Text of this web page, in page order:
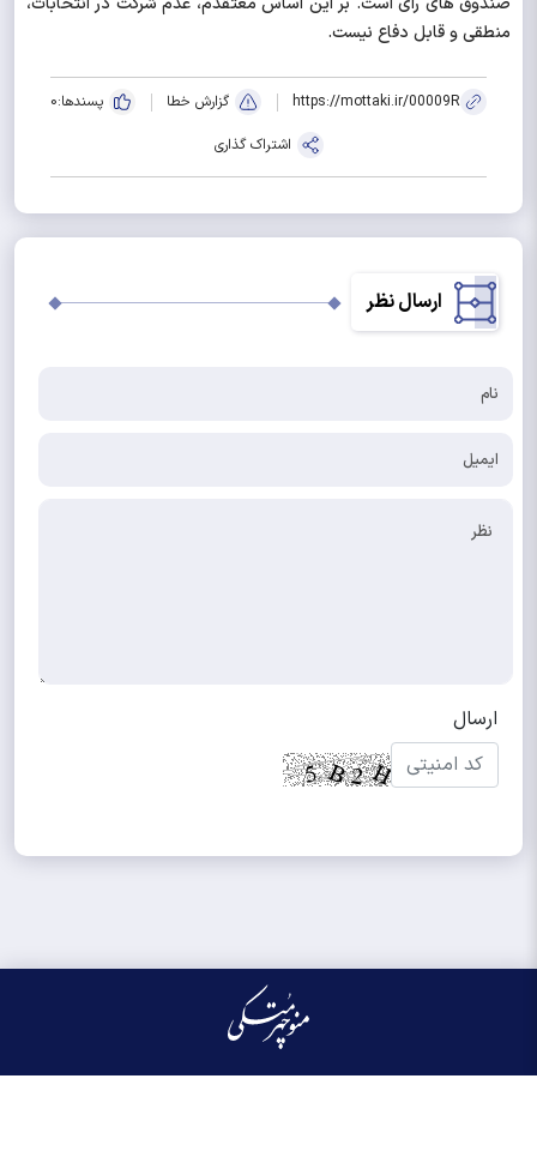
منطقی و قابل دفاع نیست.
https://mottaki.ir/00009R گزارش خطا پسندها:0
اشتراک گذاری
ارسال نظر